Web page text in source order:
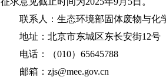
联系人：生态环境部固体废物与化
地址：北京市东城区东长安街12号
电话：（010）65645788
邮箱：zjs@mee.gov.cn